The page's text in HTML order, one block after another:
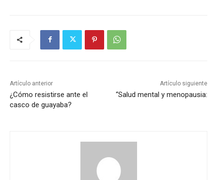
Artículo anterior
¿Cómo resistirse ante el
casco de guayaba?
Artículo siguiente
“Salud mental y menopausia: